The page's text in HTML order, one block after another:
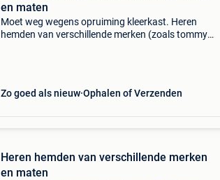
en maten
Moet weg wegens opruiming kleerkast. Heren
hemden van verschillende merken (zoals tommy
Zo goed als nieuw Ophalen of Verzenden
Heren hemden van verschillende merken
en maten